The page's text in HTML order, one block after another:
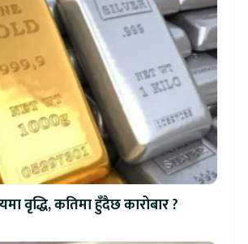
वृद्धि, कतिमा हुँदैछ कारोबार ?